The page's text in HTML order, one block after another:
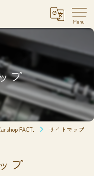
プ
FACT. サイトマップ
プ